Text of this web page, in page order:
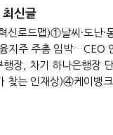
최신글
지주 주총 임박…CEO
행장, 차기 하나은행장